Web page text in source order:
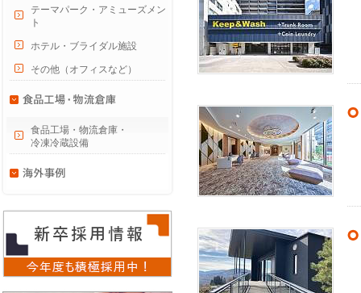
テーマパーク・アミューズメン
ト
ホテル・ブライダル施設
その他（オフィスなど）
食品工場・物流倉庫・
冷凍冷蔵設備